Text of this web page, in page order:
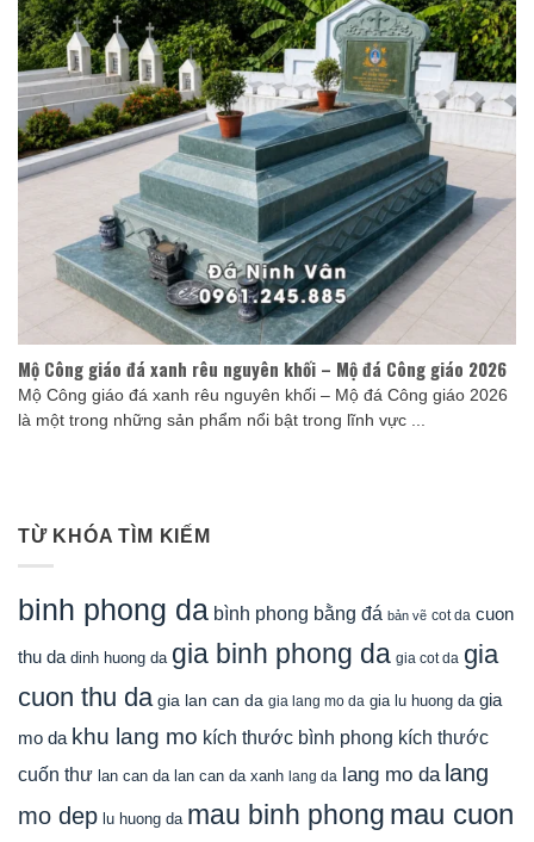
Mộ Công giáo đá xanh rêu nguyên khối – Mộ đá Công giáo 2026
Mộ Công giáo đá xanh rêu nguyên khối – Mộ đá Công giáo 2026
là một trong những sản phẩm nổi bật trong lĩnh vực ...
TỪ KHÓA TÌM KIẾM
binh phong da bình phong bằng đá bản vẽ cot da cuon
thu da dinh huong da gia binh phong da gia cot da gia
cuon thu da gia lan can da gia lang mo da gia lu huong da gia
mo da khu lang mo kích thước bình phong kích thước
cuốn thư lan can da lan can da xanh lang da lang mo da lang
mo dep lu huong da mau binh phong mau cuon